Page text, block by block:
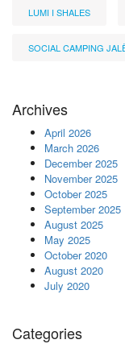
LUMI I SHALES
SOCIAL CAMPING
Archives
April 2026
March 2026
December 2025
November 2025
October 2025
September 2025
August 2025
May 2025
October 2020
August 2020
July 2020
Categories